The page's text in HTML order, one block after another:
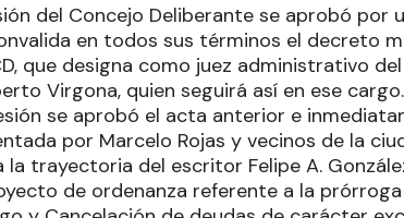
del Concejo Deliberante se aprobó
en todos sus términos el decreto
que designa como juez administrativo
Virgona, quien seguirá así en ese cargo.
se aprobó el acta anterior e
por Marcelo Rojas y vecinos de la
trayectoria del escritor Felipe A.
de ordenanza referente a la prórroga